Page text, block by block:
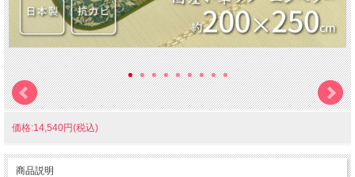
価格:14,540円(税込)
商品説明